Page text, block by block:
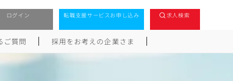
ログイン 転職支援サービスお申し込み 求人検索
ご質問 採用をお考えの企業さま